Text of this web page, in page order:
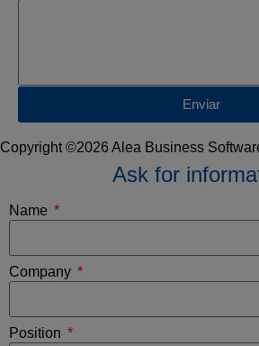
Enviar
Copyright ©2026 Alea Business
Ask for
Name
Company
Position